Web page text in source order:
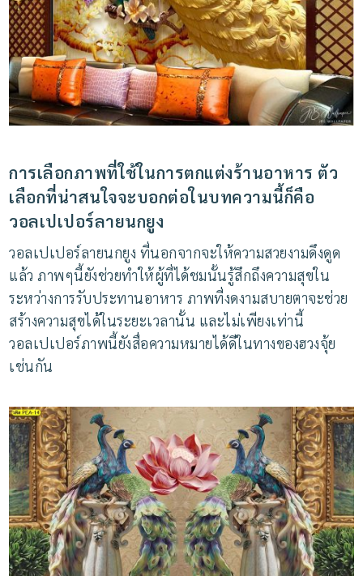
การเลือกภาพที่ใช้ในการตกแต่งร้านอาหาร ตัว
เลือกที่น่าสนใจจะบอกต่อในบทความนี้ก็คือ
วอลเปเปอร์ลายนกยูง
วอลเปเปอร์ลายนกยูง ที่นอกจากจะให้ความสวยงามดึงดูด
แล้ว ภาพๆนี้ยังช่วยทำให้ผู้ที่ได้ชมนั้นรู้สึกถึงความสุขใน
ระหว่างการรับประทานอาหาร ภาพที่งดงามสบายตาจะช่วย
สร้างความสุขได้ในระยะเวลานั้น และไม่เพียงเท่านี้
วอลเปเปอร์ภาพนี้ยังสื่อความหมายได้ดีในทางของฮวงจุ้ย
เช่นกัน